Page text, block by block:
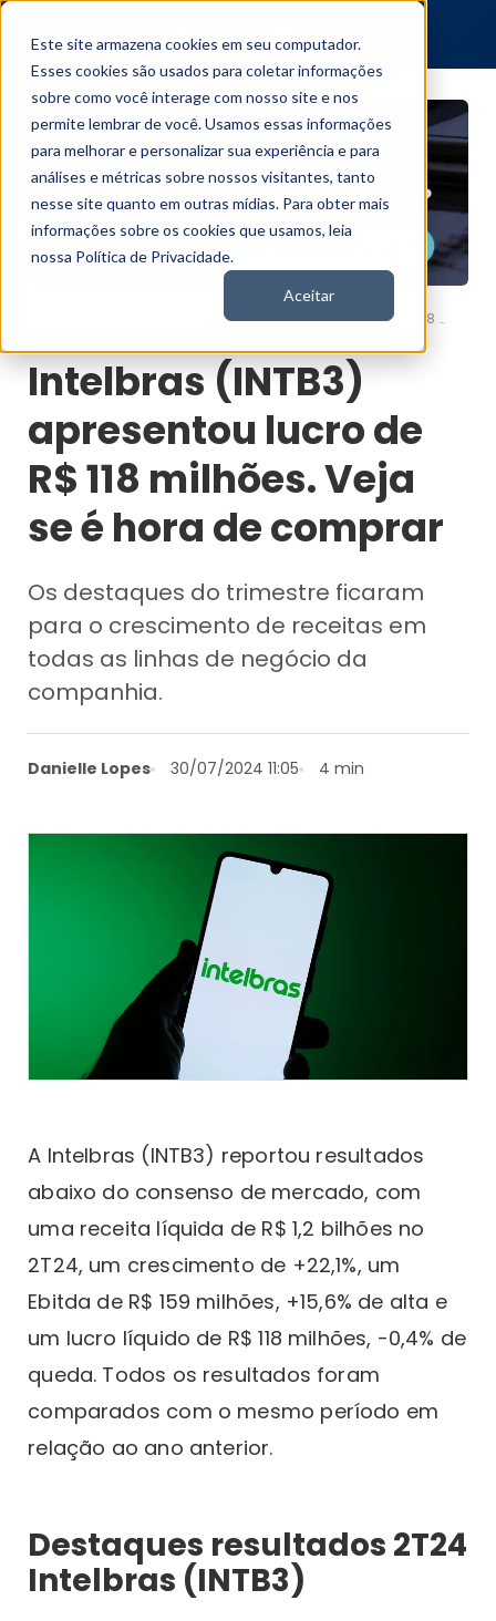
Este site armazena cookies em seu computador.
Esses cookies são usados para coletar informações
sobre como você interage com nosso site e nos
permite lembrar de você. Usamos essas informações
para melhorar e personalizar sua experiência e para
análises e métricas sobre nossos visitantes, tanto
nesse site quanto em outras mídias. Para obter mais
informações sobre os cookies que usamos, leia
nossa Política de Privacidade.
Aceitar
Intelbras (INTB3) apresentou lucro de R$ 118 milhões. Veja se é hora de comprar
Intelbras (INTB3)
apresentou lucro de
R$ 118 milhões. Veja
se é hora de comprar
Os destaques do trimestre ficaram
para o crescimento de receitas em
todas as linhas de negócio da
companhia.
Danielle Lopes 30/07/2024 11:05 4 min
A Intelbras (INTB3) reportou resultados
abaixo do consenso de mercado, com
uma receita líquida de R$ 1,2 bilhões no
2T24, um crescimento de +22,1%, um
Ebitda de R$ 159 milhões, +15,6% de alta e
um lucro líquido de R$ 118 milhões, -0,4% de
queda. Todos os resultados foram
comparados com o mesmo período em
relação ao ano anterior.
Destaques resultados 2T24
Intelbras (INTB3)